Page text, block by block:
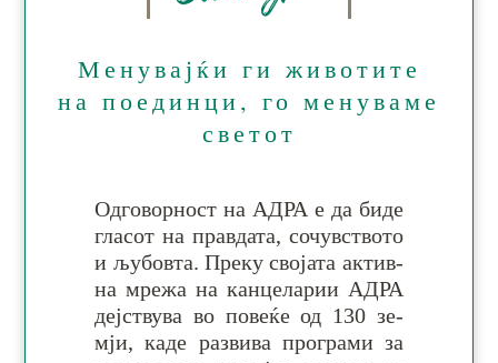
Менувајќи ги животите
на поединци, го менуваме
светот
Одговорност на АДРА е да би­де
гла­сот на прав­да­та, со­чув­ство­то
и љу­бов­та. Пре­ку сво­ја­та ак­тив­
на мре­жа на кан­це­ла­рии АДРА
деј­ству­ва во по­ве­ќе од 130 зе­
мји, ка­де раз­ви­ва про­гра­ми за